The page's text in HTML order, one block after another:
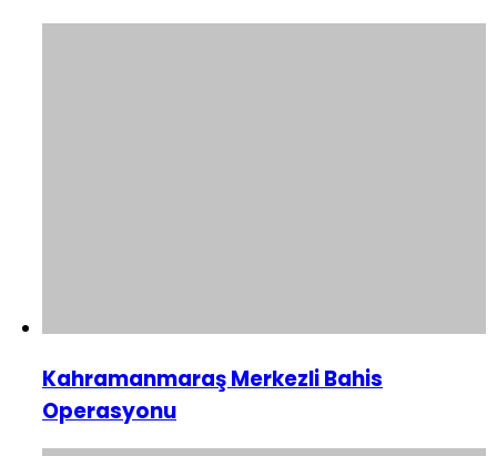
Kahramanmaraş Merkezli Bahis
Operasyonu